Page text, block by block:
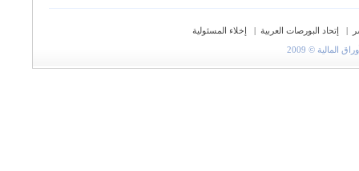
| إتحاد البورصات العربية |
إخلاء المسئولية
© 2009